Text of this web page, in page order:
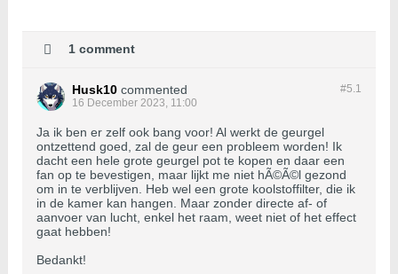
1 comment
#5.1
Husk10 commented
16 December 2023, 11:00
Ja ik ben er zelf ook bang voor! Al werkt de geurgel
ontzettend goed, zal de geur een probleem worden! Ik
dacht een hele grote geurgel pot te kopen en daar een
fan op te bevestigen, maar lijkt me niet hÃ©Ã©l gezond
om in te verblijven. Heb wel een grote koolstoffilter, die ik
in de kamer kan hangen. Maar zonder directe af- of
aanvoer van lucht, enkel het raam, weet niet of het effect
gaat hebben!
Bedankt!